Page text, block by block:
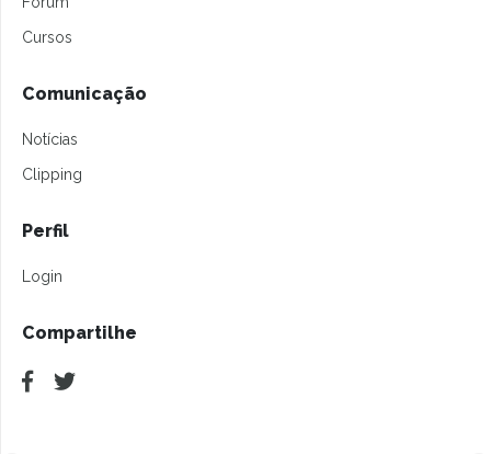
Cursos
Comunicação
Notícias
Clipping
Perfil
Login
Compartilhe